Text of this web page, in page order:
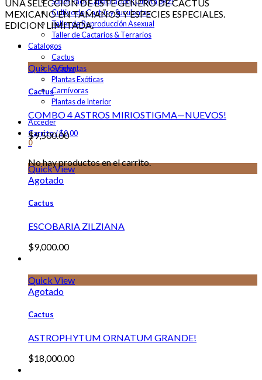
Cultivo de Cactus y Suculentas
Taller de Reproducción Asexual
Taller de Cactarios & Terrarios
Catalogos
Cactus
Suculentas
Plantas Exóticas
Carnívoras
Plantas de Interior
Acceder
Carrito/$0.00
0
No hay productos en el carrito.
UNA SELECCION DE ESTE GENERO DE CACTUS
MEXICANO EN TAMAÑOS Y ESPECIES ESPECIALES.
EDICION LIMITADA.
Quick View
Cactus
COMBO 4 ASTROS MIRIOSTIGMA—NUEVOS!
$9,500.00
Quick View
Agotado
Cactus
ESCOBARIA ZILZIANA
$9,000.00
Quick View
Agotado
Cactus
ASTROPHYTUM ORNATUM GRANDE!
$18,000.00